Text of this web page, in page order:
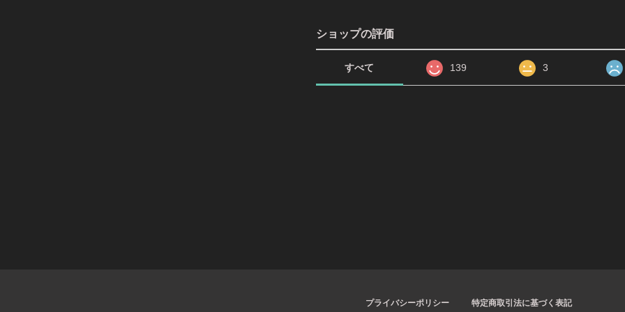
ショップの評価
すべて 139 3
プライバシーポリシー 特定商取引法に基づく表記